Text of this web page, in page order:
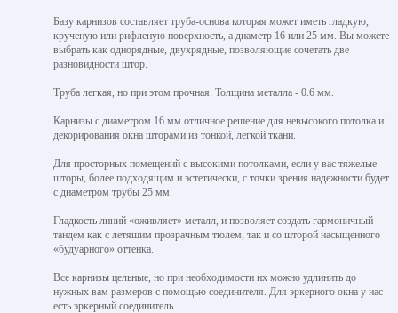
Базу карнизов составляет труба-основа которая может иметь гладкую,
крученую или рифленую поверхность, а диаметр 16 или 25 мм. Вы можете
выбрать как однорядные, двухрядные, позволяющие сочетать две
разновидности штор.
Труба легкая, но при этом прочная. Толщина металла - 0.6 мм.
Карнизы с диаметром 16 мм отличное решение для невысокого потолка и
декорирования окна шторами из тонкой, легкой ткани.
Для просторных помещений с высокими потолками, если у вас тяжелые
шторы, более подходящим и эстетически, с точки зрения надежности будет
с диаметром трубы 25 мм.
Гладкость линий «оживляет» металл, и позволяет создать гармоничный
тандем как с летящим прозрачным тюлем, так и со шторой насыщенного
«будуарного» оттенка.
Все карнизы цельные, но при необходимости их можно удлинить до
нужных вам размеров с помощью соединителя. Для эркерного окна у нас
есть эркерный соединитель.